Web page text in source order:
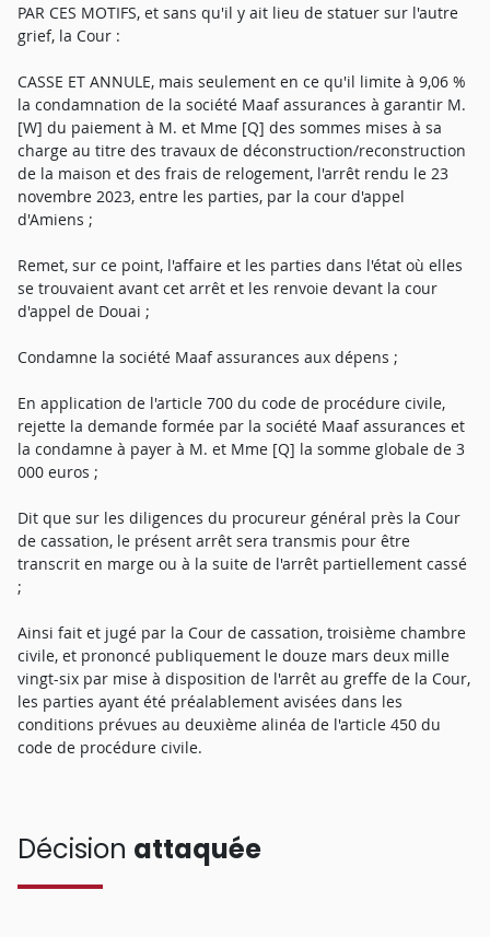
PAR CES MOTIFS, et sans qu'il y ait lieu de statuer sur l'autre
grief, la Cour :
CASSE ET ANNULE, mais seulement en ce qu'il limite à 9,06 %
la condamnation de la société Maaf assurances à garantir M.
[W] du paiement à M. et Mme [Q] des sommes mises à sa
charge au titre des travaux de déconstruction/reconstruction
de la maison et des frais de relogement, l'arrêt rendu le 23
novembre 2023, entre les parties, par la cour d'appel
d'Amiens ;
Remet, sur ce point, l'affaire et les parties dans l'état où elles
se trouvaient avant cet arrêt et les renvoie devant la cour
d'appel de Douai ;
Condamne la société Maaf assurances aux dépens ;
En application de l'article 700 du code de procédure civile,
rejette la demande formée par la société Maaf assurances et
la condamne à payer à M. et Mme [Q] la somme globale de 3
000 euros ;
Dit que sur les diligences du procureur général près la Cour
de cassation, le présent arrêt sera transmis pour être
transcrit en marge ou à la suite de l'arrêt partiellement cassé
;
Ainsi fait et jugé par la Cour de cassation, troisième chambre
civile, et prononcé publiquement le douze mars deux mille
vingt-six par mise à disposition de l'arrêt au greffe de la Cour,
les parties ayant été préalablement avisées dans les
conditions prévues au deuxième alinéa de l'article 450 du
code de procédure civile.
Décision attaquée